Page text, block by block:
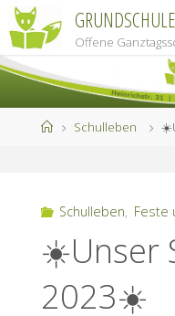
Zum
Inhalt
springen
Offene
StartSchulleben
Schulleben, Feste
☀️Unser
2023☀️